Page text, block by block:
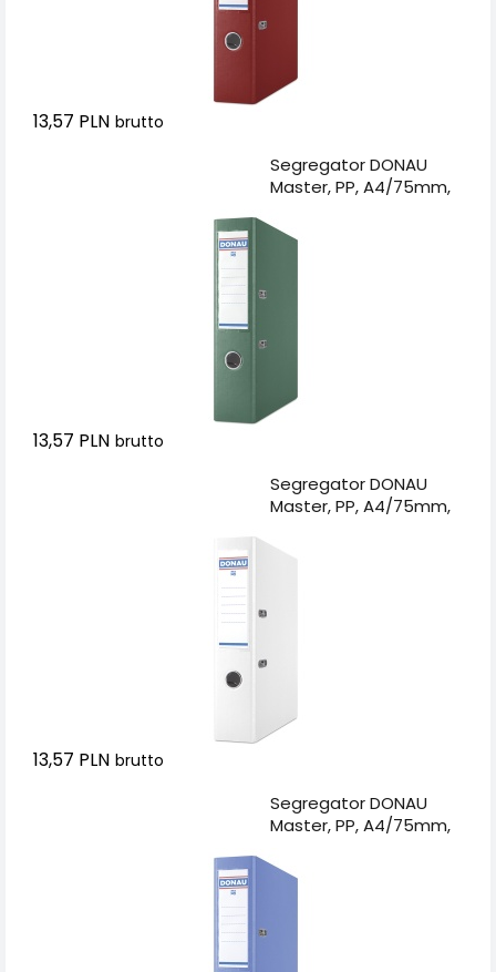
13,57 PLN brutto
Segregator DONAU
Master, PP, A4/75mm,
13,57 PLN brutto
Segregator DONAU
Master, PP, A4/75mm,
13,57 PLN brutto
Segregator DONAU
Master, PP, A4/75mm,